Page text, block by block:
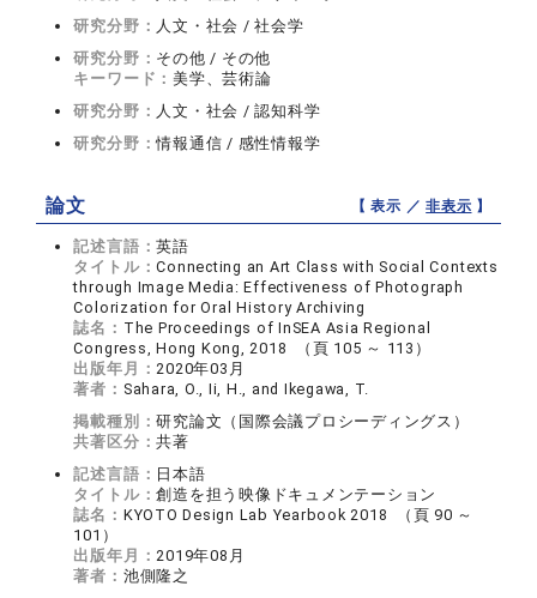
研究分野： 人文・社会 / 社会学
研究分野： その他 / その他
キーワード：美学、芸術論
研究分野： 人文・社会 / 認知科学
研究分野：情報通信 / 感性情報学
論文 【 表示 ／非表示 】
記述言語：英語
タイトル：Connecting an Art Class with Social Contexts
through Image Media: Effectiveness of Photograph
Colorization for Oral History Archiving
誌名： The Proceedings of InSEA Asia Regional
Congress, Hong Kong, 2018 （頁 105 ～ 113）
出版年月：2020年03月
著者： Sahara, O., Ii, H., and Ikegawa, T.
掲載種別：研究論文（国際会議プロシーディングス）
共著区分：共著
記述言語： 日本語
タイトル：創造を担う映像ドキュメンテーション
誌名： KYOTO Design Lab Yearbook 2018 （頁 90 ～
101）
出版年月：2019年08月
著者： 池側隆之